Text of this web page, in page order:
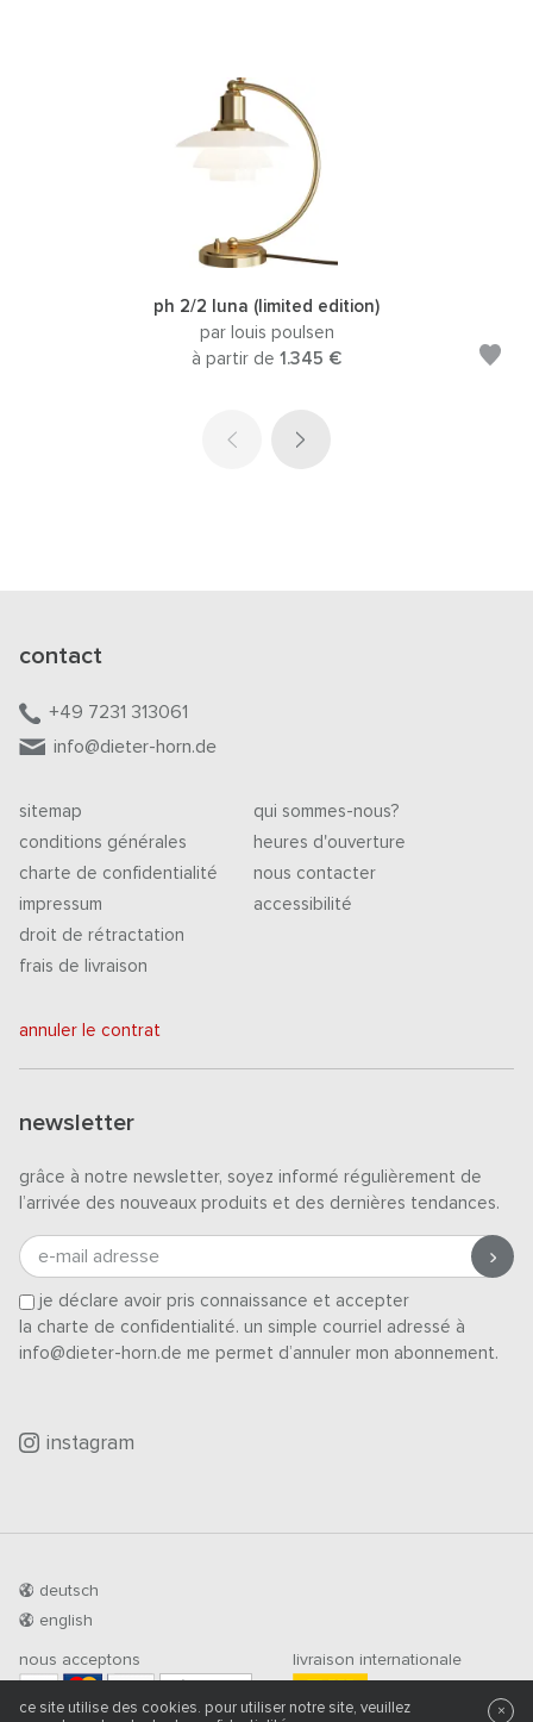
ph 2/2 luna (limited edition)
par louis poulsen
à partir de 1.345 €
contact
+49 7231 313061
info@dieter-horn.de
sitemap
conditions générales
charte de confidentialité
impressum
droit de rétractation
frais de livraison
qui sommes-nous?
heures d'ouverture
nous contacter
accessibilité
annuler le contrat
newsletter
grâce à notre newsletter, soyez informé régulièrement de
l’arrivée des nouveaux produits et des dernières tendances.
e-mail adresse
je déclare avoir pris connaissance et accepter
la charte de confidentialité. un simple courriel adressé à
info@dieter-horn.de me permet d’annuler mon abonnement.
instagram
deutsch
english
nous acceptons livraison internationale
ce site utilise des cookies. pour utiliser notre site, veuillez
×